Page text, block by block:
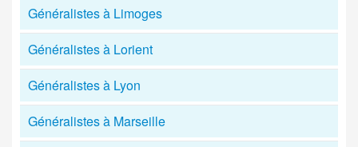
Généralistes à Limoges
Généralistes à Lorient
Généralistes à Lyon
Généralistes à Marseille